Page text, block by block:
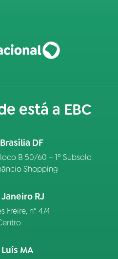
está a EBC
DF
B 50/60 – 1º Subsolo
Shopping
RJ
Freire, n° 474
MA